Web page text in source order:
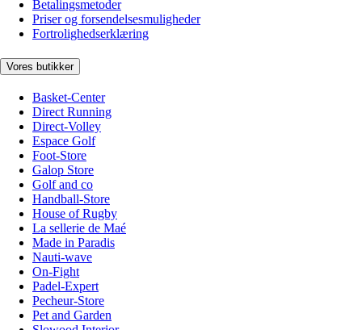
Betalingsmetoder
Priser og forsendelsesmuligheder
Fortrolighedserklæring
Vores butikker
Basket-Center
Direct Running
Direct-Volley
Espace Golf
Foot-Store
Galop Store
Golf and co
Handball-Store
House of Rugby
La sellerie de Maé
Made in Paradis
Nauti-wave
On-Fight
Padel-Expert
Pecheur-Store
Pet and Garden